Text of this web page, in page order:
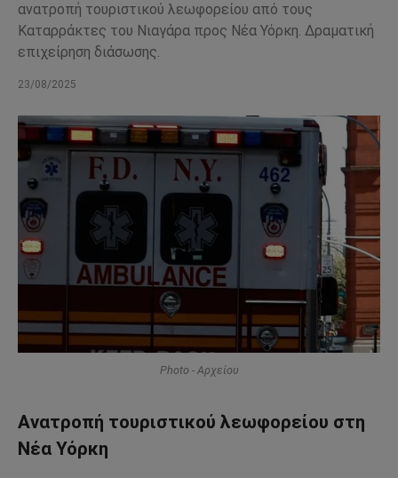
ανατροπή τουριστικού λεωφορείου από τους
Καταρράκτες του Νιαγάρα προς Νέα Υόρκη. Δραματική
επιχείρηση διάσωσης.
23/08/2025
Photo - Αρχείου
Ανατροπή τουριστικού λεωφορείου στη
Νέα Υόρκη